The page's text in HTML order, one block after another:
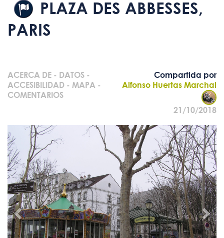
PLAZA DES ABBESSES,
PARIS
ACERCA DE - DATOS -
ACCESIBILIDAD - MAPA -
COMENTARIOS
Compartida por
Alfonso Huertas Marchal
21/10/2018